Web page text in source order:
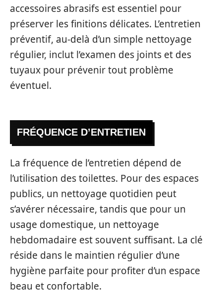
accessoires abrasifs est essentiel pour
préserver les finitions délicates. L’entretien
préventif, au-delà d’un simple nettoyage
régulier, inclut l’examen des joints et des
tuyaux pour prévenir tout problème
éventuel.
FRÉQUENCE D’ENTRETIEN
La fréquence de l’entretien dépend de
l’utilisation des toilettes. Pour des espaces
publics, un nettoyage quotidien peut
s’avérer nécessaire, tandis que pour un
usage domestique, un nettoyage
hebdomadaire est souvent suffisant. La clé
réside dans le maintien régulier d’une
hygiène parfaite pour profiter d’un espace
beau et confortable.